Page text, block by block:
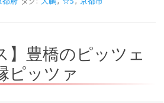
】豊橋のピッツェ
ピッツァ